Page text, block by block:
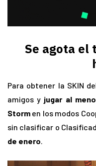
Se agota el
Para obtener la SKIN
amigos y jugar al
Storm en los modos
sin clasificar o
de enero.